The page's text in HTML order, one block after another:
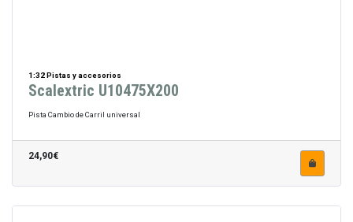
1:32 Pistas y accesorios
Scalextric U10475X200
Pista Cambio de Carril universal
24,90€